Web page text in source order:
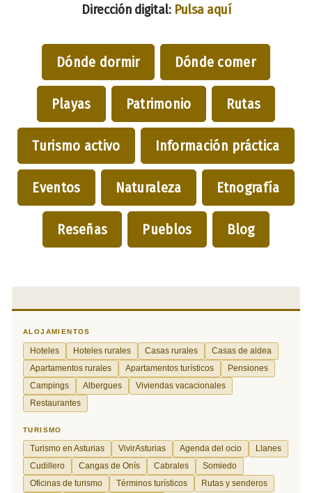
Dirección digital: Pulsa aquí
Dónde dormir Dónde comer
Playas Patrimonio Rutas
Turismo activo Información práctica
Eventos Naturaleza Etnografía
Reseñas Pueblos Blog